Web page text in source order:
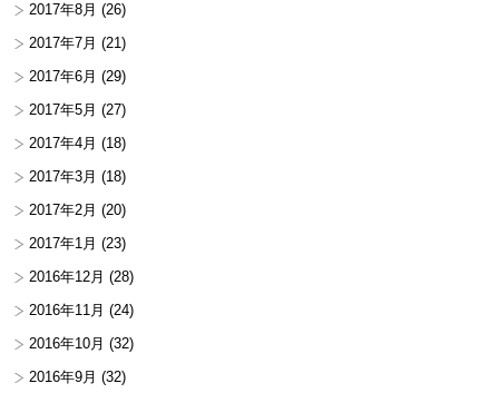
2017年8月 (26)
2017年7月 (21)
2017年6月 (29)
2017年5月 (27)
2017年4月 (18)
2017年3月 (18)
2017年2月 (20)
2017年1月 (23)
2016年12月 (28)
2016年11月 (24)
2016年10月 (32)
2016年9月 (32)